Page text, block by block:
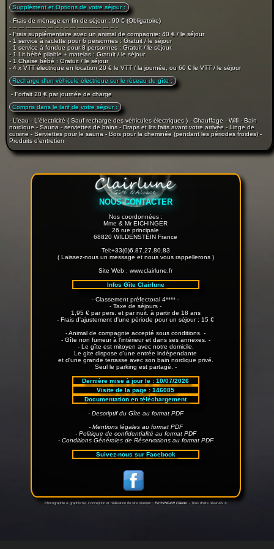
Supplément et Options de votre séjour :
- Frais de ménage en fin de séjour : 90 € (Obligatoire)
- -- --- ----------- --- -- - -- --- ------------- --- -- -
- Frais supplémentaire avec un animal de compagnie: 40 € / le séjour
- 1 service à raclette pour 6 personnes : Gratuit / le séjour
- 1 service à fondue pour 8 personnes : Gratuit / le séjour
- 1 Lit bébé pliable + matelas : Gratuit / le séjour
- 1 Chaise bébé : Gratuit / le séjour
- 4 x VTT électrique en location 20 € le VTT / la journée, ou 60 € le VTT / le séjour
Recharge d'un véhicule électrique sur le réseau du gîte :
- Forfait 20 € par journée de charge
Compris dans le tarif de votre séjour :
- L'eau - L'électricité ( Sauf recharge des véhicules électriques ) - Chauffage - Wifi - Bain
nordique - Sauna - serviettes de bains - Draps et lits faits avant votre arrivée - Linge de
cuisine - Serviettes pour le sauna - Bois pour la cheminée (pendant les périodes froides) -
Produits d'entretien
NOUS CONTACTER
Nos coordonnées :
Mme & Mr EICHINGER
26 rue principale
68820 WILDENSTEIN France
Tel:+33(0)6.87.27.80.83
( Laissez-nous un message et nous vous rappellerons )
Site Web : www.clairlune.fr
Infos Gîte Clairlune
- Classement préfectoral 4**** -
- Taxe de séjours -
1,95 € par pers. et par nuit. à partir de 18 ans
- Frais d'ajustement d'une période pour un séjour : 15 €
- Animal de compagnie accepté sous conditions. -
- Gîte non fumeur à l'intérieur et dans ses annexes. -
- Le gîte est mitoyen avec notre domicile.
Le gite dispose d'une entrée indépendante
et d'une grande terrasse avec son bain nordique privé.
Seul le parking est partagé. -
Dernière mise à jour le :10/07/2026
Visite de la page :146085
Documentation en téléchargement
- Descriptif du Gîte au format PDF
- Mentions légales au format PDF
- Politique de confidentialité au format PDF
- Conditions Générales de Réservations au format PDF
Suivez-nous sur Facebook
Photographie & graphisme, Conception et réalisation du site Internet : EICHINGER Claude. - Tous droits réservés ©